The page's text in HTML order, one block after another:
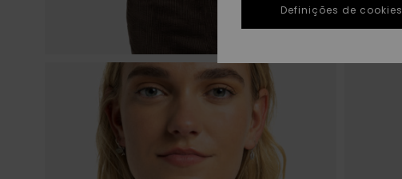
Definições de cookies